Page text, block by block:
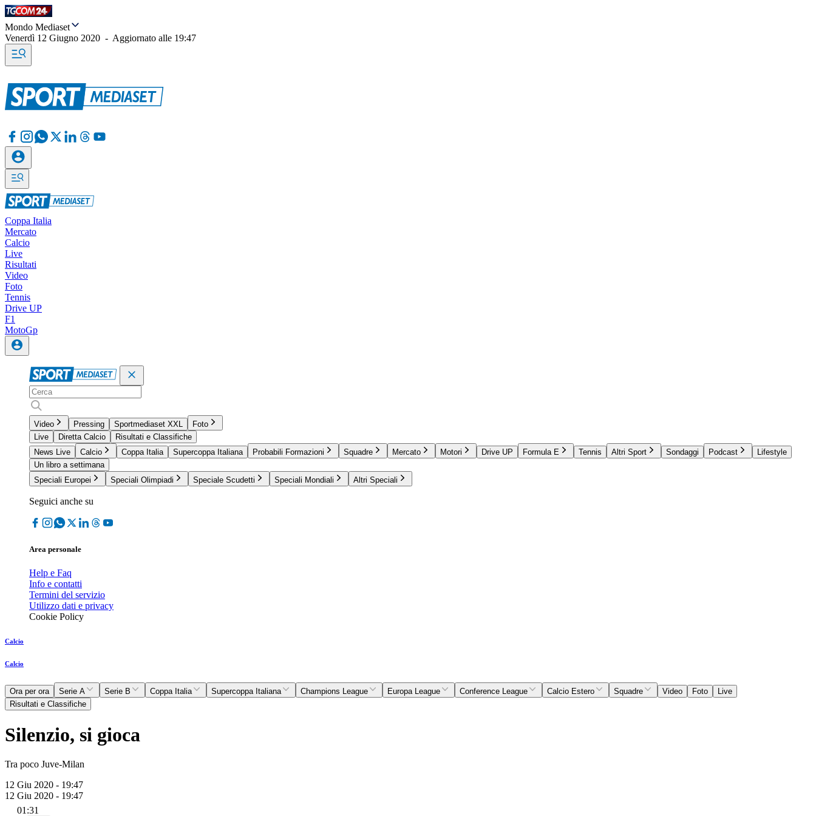
Mondo Mediaset
Venerdì 12 Giugno 2020 - Aggiornato alle 19:47
Coppa Italia
Mercato
Calcio
Live
Risultati
Video
Foto
Tennis
Drive UP
F1
MotoGp
Video Pressing Sportmediaset XXL
Foto
Live
Diretta Calcio
Risultati e Classifiche
News Live
Calcio Coppa Italia Supercoppa Italiana Probabili Formazioni Squadre Mercato Motori Drive UP Formula E Tennis Altri Sport Sondaggi Podcast
Lifestyle
Un libro a settimana
Speciali Europei
Speciali Olimpiadi Speciale Scudetti Speciali Mondiali Altri Speciali
Seguici anche su
Area personale
Help e Faq
Info e contatti
Termini del servizio
Utilizzo dati e privacy
Cookie Policy
Calcio
Calcio
Ora per ora Serie A Serie B Coppa Italia Supercoppa Italiana Champions League Europa League Conference League Calcio Estero Squadre Video Foto
Live
Risultati e Classifiche
Silenzio, si gioca
Tra poco Juve-Milan
12 Giu 2020 - 19:47
12 Giu 2020 - 19:47
01:31